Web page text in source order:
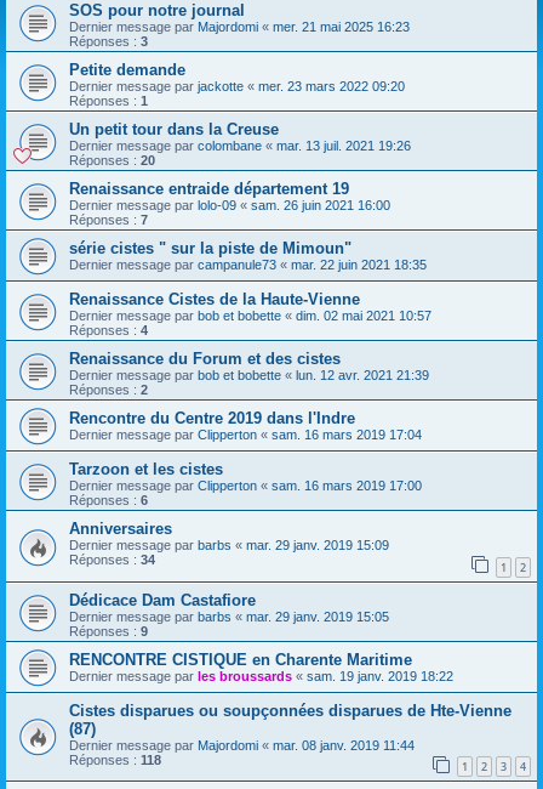
SOS pour notre journal
Dernier message par Majordomi « mer. 21 mai 2025 16:23
Réponses : 3
Petite demande
Dernier message par jackotte « mer. 23 mars 2022 09:20
Réponses : 1
Un petit tour dans la Creuse
Dernier message par colombane « mar. 13 juil. 2021 19:26
Réponses : 20
Renaissance entraide département 19
Dernier message par lolo-09 « sam. 26 juin 2021 16:00
Réponses : 7
série cistes " sur la piste de Mimoun"
Dernier message par campanule73 « mar. 22 juin 2021 18:35
Renaissance Cistes de la Haute-Vienne
Dernier message par bob et bobette « dim. 02 mai 2021 10:57
Réponses : 4
Renaissance du Forum et des cistes
Dernier message par bob et bobette « lun. 12 avr. 2021 21:39
Réponses : 2
Rencontre du Centre 2019 dans l'Indre
Dernier message par Clipperton « sam. 16 mars 2019 17:04
Tarzoon et les cistes
Dernier message par Clipperton « sam. 16 mars 2019 17:00
Réponses : 6
Anniversaires
Dernier message par barbs « mar. 29 janv. 2019 15:09
Réponses : 34 1 2
Dédicace Dam Castafiore
Dernier message par barbs « mar. 29 janv. 2019 15:05
Réponses : 9
RENCONTRE CISTIQUE en Charente Maritime
Dernier message par les broussards « sam. 19 janv. 2019 18:22
Cistes disparues ou soupçonnées disparues de Hte-Vienne
(87)
Dernier message par Majordomi « mar. 08 janv. 2019 11:44
Réponses : 118 1 2 3 4